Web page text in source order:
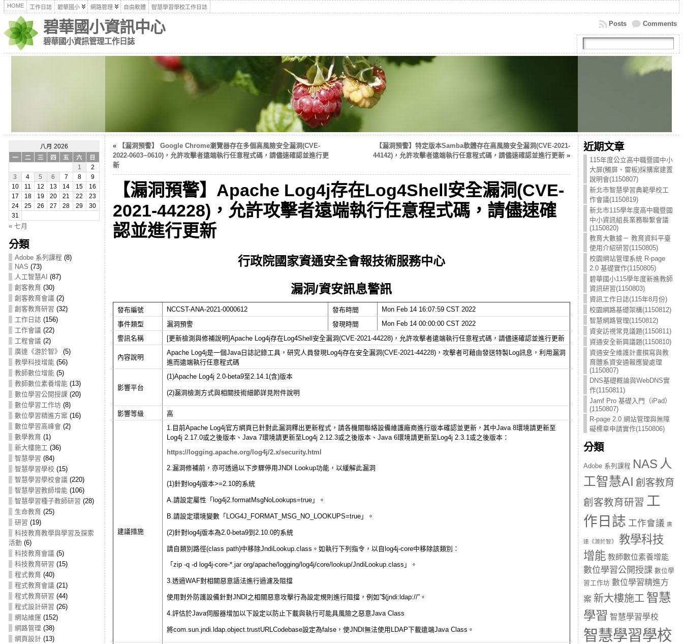
HOME 工作日誌 碧華國小 網路管理 自由軟體 智慧學習學校工作日誌
碧華國小資訊中心
碧華國小資訊管理工作日誌
Comments
Posts
八月 2026
一
二 三 四 五 六
日
1
2
3
4 5 6 7 8
9
10
11 12 13 14 15
16
17
18 19 20 21 22
23
24
25 26 27 28 29
30
31
« 七月
分類
Adobe 系列課程 (8)
NAS (73)
人工智慧AI (87)
創客教育 (30)
創客教育會議 (2)
創客教育研習 (32)
工作日誌 (156)
工作會議 (22)
工程會議 (2)
廣達《游於智》
(5)
教學科技增能(56)
教師數位增能(5)
教師數位素養增能(13)
數位學習公開授課 (20)
數位學習工作坊(8)
數位學習精進方案 (16)
數位學習高峰會 (2)
數學教育 (1)
新大樓施工 (36)
智慧學習 (84)
智慧學習學校 (15)
智慧學習學校會議 (220)
智慧學習教師增能(106)
智慧學習種子教師研習 (28)
生命教育 (25)
研習 (19)
科技教育教學與學習及探索
活動 (6)
科技教育會議 (5)
科技教育研習 (15)
程式教育 (40)
程式教育會議 (21)
程式教育研習 (44)
程式設計研習 (26)
網站維運 (152)
網路管理 (38)
網頁設計(13)
«
【漏洞預警】 Google Chrome瀏覽器存在多個高風險安全漏洞(CVE-
2022-0603~0610)，允許攻擊者遠端執行任意程式碼，請儘速確認並進行更
新
【漏洞預警】特定版本Samba軟體存在高風險安全漏洞(CVE-2021-
44142)，允許攻擊者遠端執行任意程式碼，請儘速確認並進行更新»
【漏洞預警】Apache Log4j存在Log4Shell安全漏洞(CVE-
2021-44228)，允許攻擊者遠端執行任意程式碼，請儘速確
認並進行更新
行政院國家資通安全會報技術服務中心
漏洞/資安訊息警訊
發布編號 NCCST-ANA-2021-0000612 發布時間
Mon Feb 14 16:07:59 CST 2022
事件類型
漏洞預警 發現時間
Mon Feb 14 00:00:00 CST 2022
警訊名稱
[更新檢測與修補說明]Apache Log4j存在Log4Shell安全漏洞(CVE-2021-44228)，允許攻擊者遠端執行任意程式碼， 請儘速確認並進行更新
內容說明
Apache Log4j是一個Java日誌記錄工具，研究人員發現Log4j存在安全漏洞(CVE-2021-44228)， 攻擊者可藉由發送特製Log訊息， 利用漏洞
進而遠端執行任意程式碼
影響平台
(1)Apache Log4j 2.0-beta9至2.14.1(含)版本
(2)漏洞檢測方式與相關技術細節詳見附件說明
影響等級 高
建議措施
1.目前Apache Log4j官方網頁已針對此漏洞釋出更新程式， 請各機關聯絡設備維護廠商進行版本確認並更新，其中Java 8環境請更新至
Log4j 2.17.0或之後版本、Java 7環境請更新至Log4j 2.12.3或之後版本、Java 6環境請更新至Log4j 2.3.1或之後版本：
https://logging.apache.org/log4j/2.x/security.html
2.漏洞修補前，亦可透過以下步驟停用JNDI Lookup功能，以緩解此漏洞
(1)針對log4j版本>=2.10的系統
A.請設定屬性「log4j2.formatMsgNoLookups=true」。
B.請設定環境變數「LOG4J_FORMAT_MSG_NO_ LOOKUPS=true」。
(2)針對log4j版本為2.0-beta9到2.10.0的系統
請自類別路徑(class path)中移除JndiLookup.class。 如執行下列指令，以自log4j-core中移除該類別：
「zip -q -d log4j-core-*.jar org/apache/logging/log4j/core/lookup/JndiLookup.class」。
3.透過WAF對相關惡意語法進行過濾及阻擋
使用對外防護設備針對JNDI之相關惡意攻擊行為設定規則進行阻擋，例如”$(jndi:ldap://”。
4.評估於Java伺服器增加以下設定以防止下載與執行可能具風 險之惡意Java Class
將com.sun.jndi.ldap.object. trustURLCodebase設定為false，使JNDI無法使用LDAP下載遠端Java Class。
近期文章
115年度公立高中職暨國中小
大屏(觸屏、雷板)採購案建置
說明會(1150807)
新北市智慧學習典範學校工
作會議(1150819)
新北市115學年度高中職暨國
中小資訊組長業務聯繫會議
(1150820)
教育大數據－ 教育資料平臺
使用介紹研習(1150805)
校園網站管理系統 R-page
2.0 基礎實作(1150805)
碧華國小115學年度新進教師
資訊研習(1150803)
資訊工作日誌(115年8月份)
校園網路基礎架構(1150812)
智慧網路管理(1150812)
資安訪視常見議題(1150811)
資通安全新興議題(1150810)
資通安全維護計畫撰寫與教
育體系資安通報應變處理
(1150807)
DNS基礎概論與WebDNS實
作(1150811)
Jamf Pro 基礎入門（iPad）
(1150807)
R-page 2.0 網站管理與無障
礙標章申請實作(1150806)
分類
Adobe 系列課程 NAS 人
工智慧AI 創客教育
創客教育研習 工
作日誌 工作會議 廣
達《游於智》
教學科技
增能 教師數位素養增能
數位學習公開授課 數位學
習工作坊 數位學習精進方
案 新大樓施工 智慧
學習 智慧學習學校
智慧學習學校